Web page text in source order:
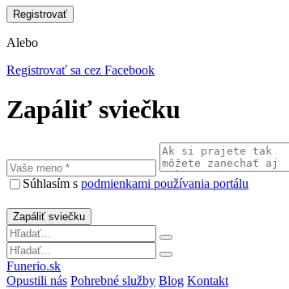
Alebo
Registrovať sa cez Facebook
Zapáliť sviečku
Súhlasím s podmienkami používania portálu
Funerio.sk
Opustili nás Pohrebné služby Blog Kontakt